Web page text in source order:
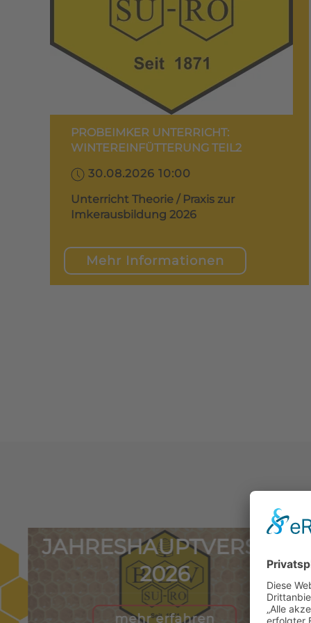
PROBEIMKER UNTERRICHT:
WINTEREINFÜTTERUNG TEIL2
30.08.2026 10:00
Unterricht Theorie / Praxis zur
Imkerausbildung 2026
Mehr Informationen
2026
mehr erfahren